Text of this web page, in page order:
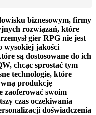
biznesowym, firmy
rozwiązań, które
gier RPG nie jest
wysokiej jakości
są dostosowane do ich
chcąc sprostać tym
technologie, które
produkcję
zaoferować swoim
czas oczekiwania
doświadczenia